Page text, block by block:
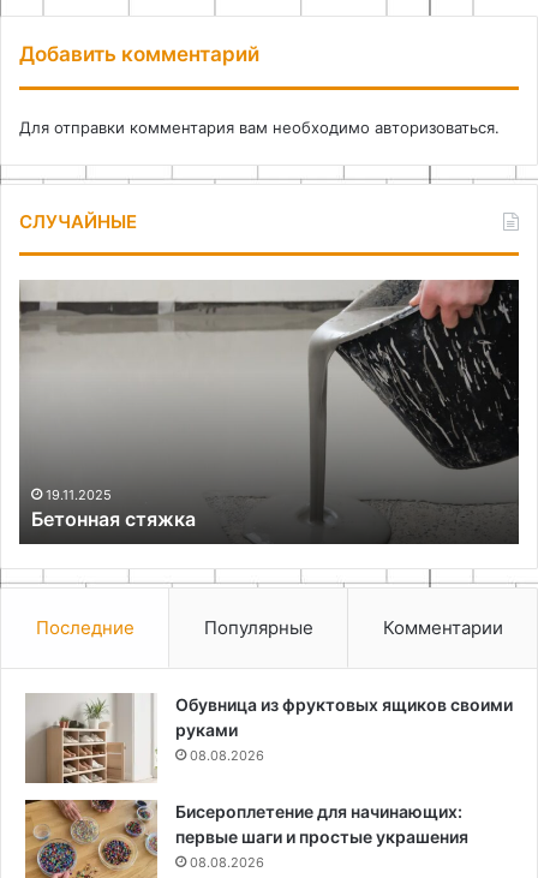
Добавить комментарий
Для отправки комментария вам необходимо авторизоваться.
СЛУЧАЙНЫЕ
Бетонная
стяжка
19.11.2025
Бетонная стяжка
Последние Популярные Комментарии
Обувница из фруктовых ящиков своими
руками
08.08.2026
Бисероплетение для начинающих:
первые шаги и простые украшения
08.08.2026